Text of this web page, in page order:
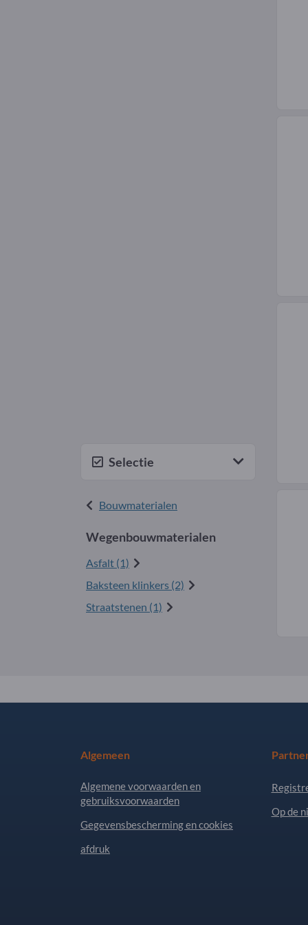
Selectie
Bouwmaterialen
Wegenbouwmaterialen
Asfalt (1)
Baksteen klinkers (2)
Straatstenen (1)
Algemeen
Algemene voorwaarden en
gebruiksvoorwaarden
Gegevensbescherming en cookies
afdruk
Op de